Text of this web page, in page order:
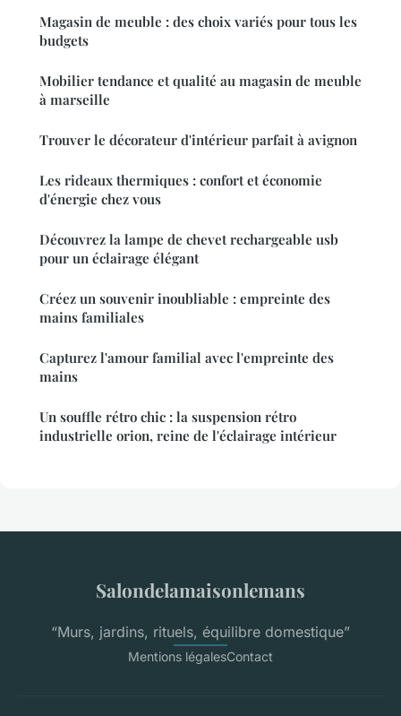
Magasin de meuble : des choix variés pour tous les
budgets
Mobilier tendance et qualité au magasin de meuble
à marseille
Trouver le décorateur d'intérieur parfait à avignon
Les rideaux thermiques : confort et économie
d'énergie chez vous
Découvrez la lampe de chevet rechargeable usb
pour un éclairage élégant
Créez un souvenir inoubliable : empreinte des
mains familiales
Capturez l'amour familial avec l'empreinte des
mains
Un souffle rétro chic : la suspension rétro
industrielle orion, reine de l'éclairage intérieur
Salondelamaisonlemans
“Murs, jardins, rituels, équilibre domestique”
Mentions légalesContact